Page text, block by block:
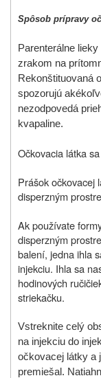
Spôsob prípravy
Parenterálne
zrakom na
Rekonštituovaná
spozorujú
nezodpovedá
kvapaline.
Očkovacia látka
Prášok očkovacej
disperzným
Ak používate
disperzným
balení, jedna ihla
injekciu. Ihla sa
hodinových
striekačku.
Vstreknite celý
na injekciu do
očkovacej látky a
premiešal.